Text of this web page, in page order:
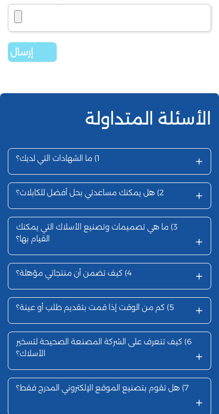
الأسئلة المتداولة
1) ما الشهادات التي لديك؟ +
2) هل يمكنك مساعدتي بحل أفضل للكابلات؟ +
3) ما هي تصميمات وتصنيع الأسلاك التي يمكنك
القيام بها؟
+
4) كيف تضمن أن منتجاتي مؤهلة؟ +
5) كم من الوقت إذا قمت بتقديم طلب أو عينة؟ +
6) كيف تتعرف على الشركة المصنعة الصحيحة لتسخير
الأسلاك؟
+
7) هل تقوم بتصنيع الموقع الإلكتروني المدرج فقط؟
+